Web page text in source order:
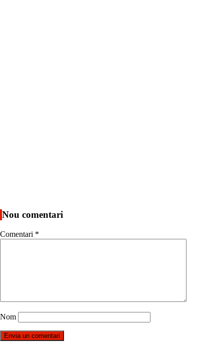
Nou comentari
Comentari *
Nom